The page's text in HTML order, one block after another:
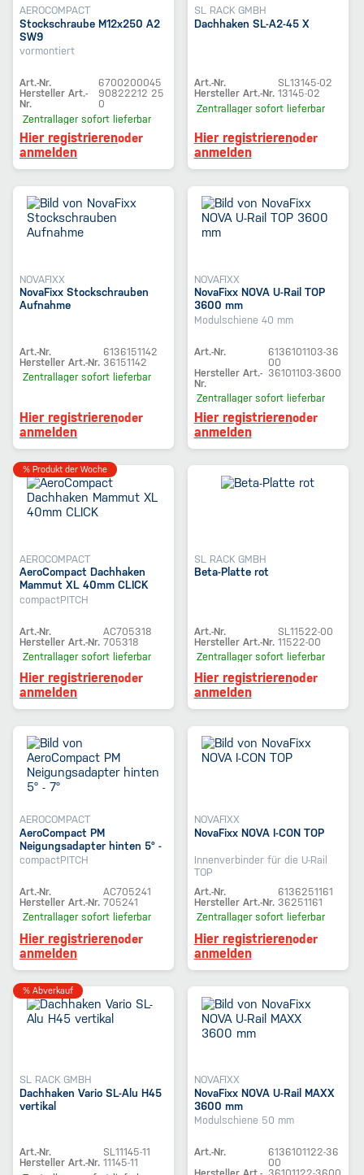
AEROCOMPACT
Stockschraube M12x250 A2
SW9
vormontiert
Art.-Nr.
6700200045
Hersteller Art.-
Nr.
90822212 25
0
Zentrallager sofort lieferbar
Hier registrierenoder
anmelden
SL RACK GMBH
Dachhaken SL-A2-45 X
Art.-Nr.
SL13145-02
Hersteller Art.-Nr. 13145-02
Zentrallager sofort lieferbar
Hier registrierenoder
anmelden
NOVAFIXX
NovaFixx Stockschrauben
Aufnahme
Art.-Nr.
6136151142
Hersteller Art.-Nr. 36151142
Zentrallager sofort lieferbar
Hier registrierenoder
anmelden
NOVAFIXX
NovaFixx NOVA U-Rail TOP
3600 mm
Modulschiene 40 mm
Art.-Nr.
6136101103-36
00
Hersteller Art.-
Nr.
36101103-3600
Zentrallager sofort lieferbar
Hier registrierenoder
anmelden
% Produkt der Woche
AEROCOMPACT
AeroCompact Dachhaken
Mammut XL 40mm CLICK
compactPITCH
Art.-Nr.
AC705318
Hersteller Art.-Nr. 705318
Zentrallager sofort lieferbar
Hier registrierenoder
anmelden
SL RACK GMBH
Beta-Platte rot
Art.-Nr.
SL11522-00
Hersteller Art.-Nr. 11522-00
Zentrallager sofort lieferbar
Hier registrierenoder
anmelden
AEROCOMPACT
AeroCompact PM
Neigungsadapter hinten 5° -
7°
compactPITCH
Art.-Nr.
AC705241
Hersteller Art.-Nr. 705241
Zentrallager sofort lieferbar
Hier registrierenoder
anmelden
NOVAFIXX
NovaFixx NOVA I-CON TOP
Innenverbinder für die U-Rail
TOP
Art.-Nr.
6136251161
Hersteller Art.-Nr. 36251161
Zentrallager sofort lieferbar
Hier registrierenoder
anmelden
% Abverkauf
SL RACK GMBH
Dachhaken Vario SL-Alu H45
vertikal
Art.-Nr.
SL11145-11
Hersteller Art.-Nr. 11145-11
NOVAFIXX
NovaFixx NOVA U-Rail MAXX
3600 mm
Modulschiene 50 mm
Art.-Nr.
6136101122-36
00